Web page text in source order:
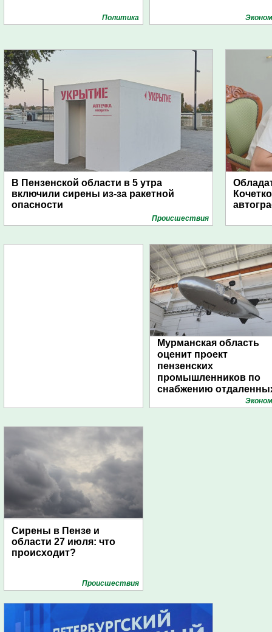
Политика
В Пензенской области в 5 утра
включили сирены из-за ракетной
опасности
Проиcшествия
Мурманская область
оценит проект
пензенских
промышленников по
снабжению
поселений с помощью
Сирены в Пензе и
области 27 июля: что
происходит?
Проиcшествия